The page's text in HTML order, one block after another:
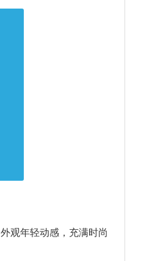
观年轻动感，充满时尚